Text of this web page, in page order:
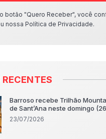
botão "Quero Receber", você
nossa Política de Privacidade.
Barroso recebe Trilhão
de Sant’Ana neste domingo
23/07/2026